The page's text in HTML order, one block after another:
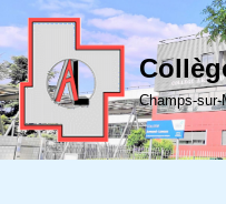
Aller
au
contenu
Champs-sur-